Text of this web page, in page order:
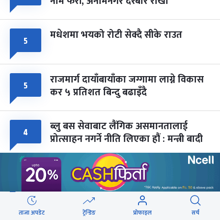
५ मधेशमा भयको रोटी सेक्दै सीके राउत
५ राजमार्ग दायाँबायाँका जग्गामा लाग्ने विकास
कर ५ प्रतिशत बिन्दु बढाइँदै
४ ब्लु बस सेवाबाट लैंगिक असमानतालाई
प्रोत्साहन नगर्ने नीति लिएका हौं : मन्त्री बादी
४ पद ओगट्ने र लडाइँका बेला भाग्नेलाई
पार्टीबाट धकेलेरै बिदा गर्छु : राजेन्द्र लिङ्देन
ताजा अपडेट ट्रेन्डिङ प्रोफाइल सर्च